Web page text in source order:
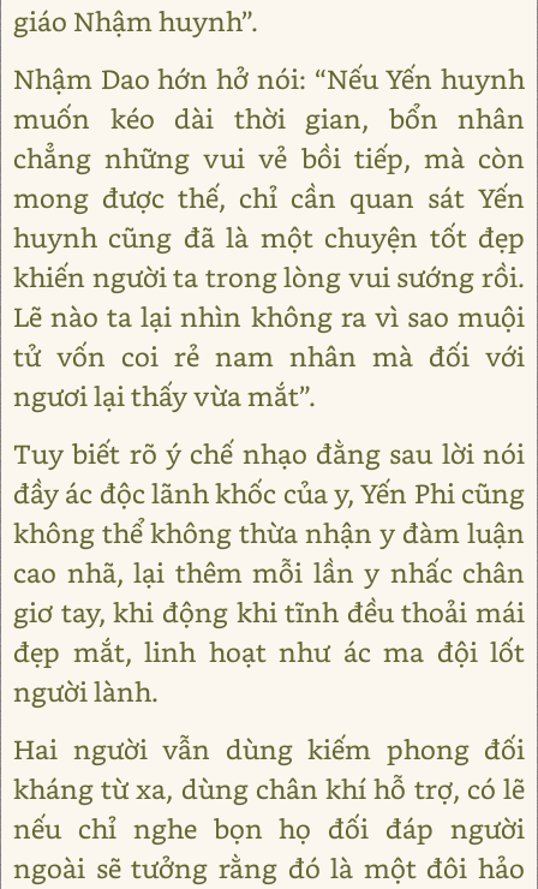
giáo Nhậm huynh”.
Nhậm Dao hớn hở nói: “Nếu Yến huynh
muốn kéo dài thời gian, bổn nhân
chẳng những vui vẻ bồi tiếp, mà còn
mong được thế, chỉ cần quan sát Yến
huynh cũng đã là một chuyện tốt đẹp
khiến người ta trong lòng vui sướng rồi.
Lẽ nào ta lại nhìn không ra vì sao muội
tử vốn coi rẻ nam nhân mà đối với
ngươi lại thấy vừa mắt”.
Tuy biết rõ ý chế nhạo đằng sau lời nói
đầy ác độc lãnh khốc của y, Yến Phi cũng
không thể không thừa nhận y đàm luận
cao nhã, lại thêm mỗi lần y nhấc chân
giơ tay, khi động khi tĩnh đều thoải mái
đẹp mắt, linh hoạt như ác ma đội lốt
người lành.
Hai người vẫn dùng kiếm phong đối
kháng từ xa, dùng chân khí hỗ trợ, có lẽ
nếu chỉ nghe bọn họ đối đáp người
ngoài sẽ tưởng rằng đó là một đôi hảo